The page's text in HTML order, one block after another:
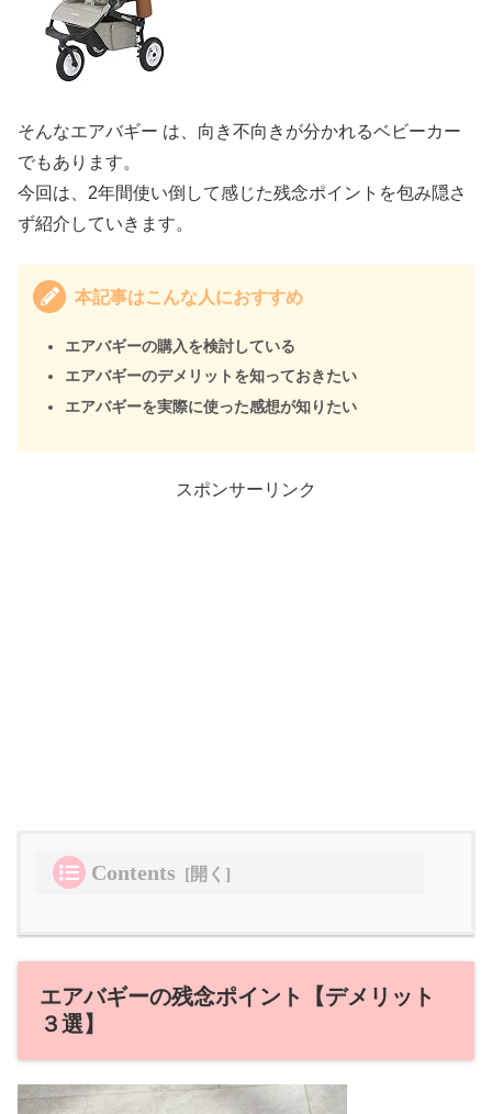
そんなエアバギー は、向き不向きが分かれるベビーカー
でもあります。
今回は、2年間使い倒して感じた残念ポイントを包み隠さ
ず紹介していきます。
本記事はこんな人におすすめ
エアバギーの購入を検討している
エアバギーのデメリットを知っておきたい
エアバギーを実際に使った感想が知りたい
スポンサーリンク
Contents
エアバギーの残念ポイント【デメリット
３選】